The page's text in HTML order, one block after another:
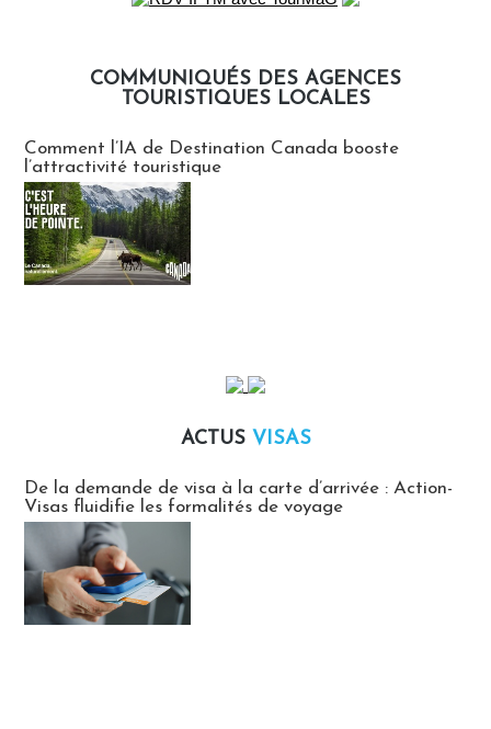
COMMUNIQUÉS DES AGENCES
TOURISTIQUES LOCALES
Comment l’IA de Destination Canada booste
l’attractivité touristique
ACTUS VISAS
De la demande de visa à la carte d’arrivée : Action-
Visas fluidifie les formalités de voyage